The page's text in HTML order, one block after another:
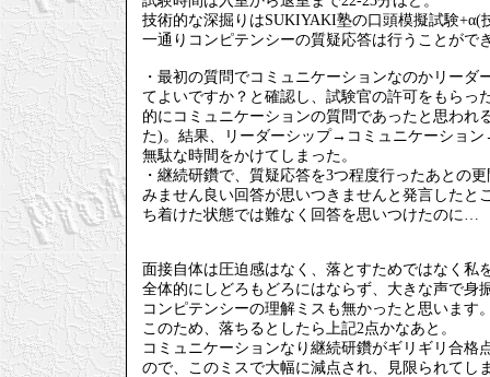
技術的な深掘りはSUKIYAKI塾の口頭模擬試験
一通りコンピテンシーの質疑応答は行うことが
・最初の質問でコミュニケーションなのかリー
てよいですか？と確認し、試験官の許可をもらっ
的にコミュニケーションの質問であったと思わ
た)。結果、リーダーシップ→コミュニケーショ
無駄な時間をかけてしまった。
・継続研鑽で、質疑応答を3つ程度行ったあとの
みません良い回答が思いつきませんと発言したと
ち着けた状態では難なく回答を思いつけたのに…
面接自体は圧迫感はなく、落とすためではなく
全体的にしどろもどろにはならず、大きな声で身
コンピテンシーの理解ミスも無かったと思います
このため、落ちるとしたら上記2点かなあと。
コミュニケーションなり継続研鑽がギリギリ合
ので、このミスで大幅に減点され、見限られてし